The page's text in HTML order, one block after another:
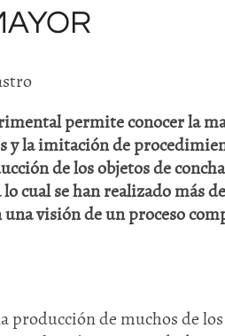
permite conocer la
y la imitación de
de los objetos de
cual se han realizado más
visión de un proceso
producción de muchos de